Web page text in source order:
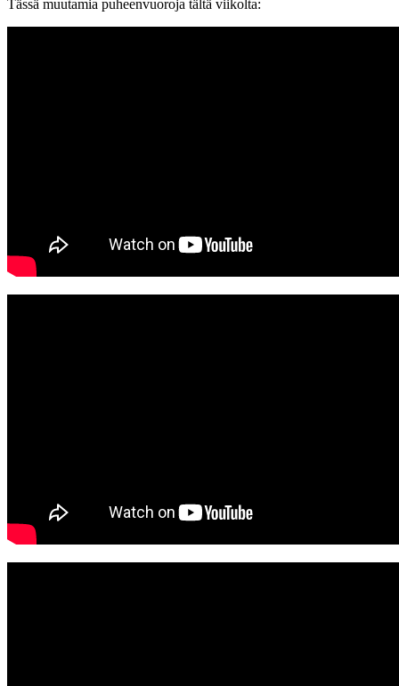
Tässä muutamia puheenvuoroja tältä viikolta: